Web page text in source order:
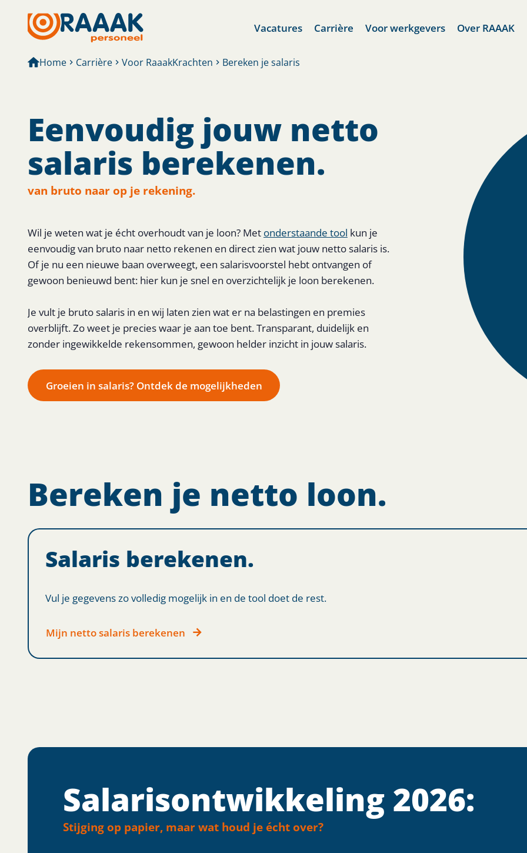
Vacatures Carrière Voor werkgevers Over RAAAK
Home Carrière Voor RaaakKrachten Bereken je salaris
Eenvoudig jouw netto
salaris berekenen.
van bruto naar op je rekening.
Wil je weten wat je écht overhoudt van je loon? Met onderstaande tool kun je
eenvoudig van bruto naar netto rekenen en direct zien wat jouw netto salaris is.
Of je nu een nieuwe baan overweegt, een salarisvoorstel hebt ontvangen of
gewoon benieuwd bent: hier kun je snel en overzichtelijk je loon berekenen.
Je vult je bruto salaris in en wij laten zien wat er na belastingen en premies
overblijft. Zo weet je precies waar je aan toe bent. Transparant, duidelijk en
zonder ingewikkelde rekensommen, gewoon helder inzicht in jouw salaris.
Groeien in salaris? Ontdek de mogelijkheden
Bereken je netto loon.
Salaris berekenen.
Vul je gegevens zo volledig mogelijk in en de tool doet de rest.
Mijn netto salaris berekenen
Salarisontwikkeling 2026:
Stijging op papier, maar wat houd je écht over?